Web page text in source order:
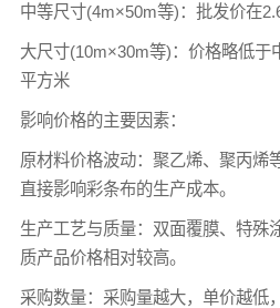
中等尺寸(4m×50m等)：批发价在
大尺寸(10m×30m等)：价格略低于
平方米
影响价格的主要因素：
原材料价格波动：聚乙烯、聚丙烯
直接影响彩条布的生产成本。
生产工艺与质量：双面覆膜、特殊
质产品价格相对较高。
采购数量：采购量越大，单价越低